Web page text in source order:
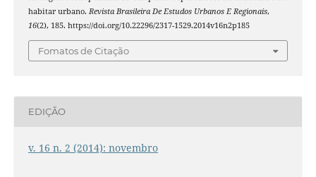
habitar urbano. Revista Brasileira De Estudos Urbanos E Regionais,
16(2), 185. https://doi.org/10.22296/2317-1529.2014v16n2p185
Fomatos de Citação
EDIÇÃO
v. 16 n. 2 (2014): novembro